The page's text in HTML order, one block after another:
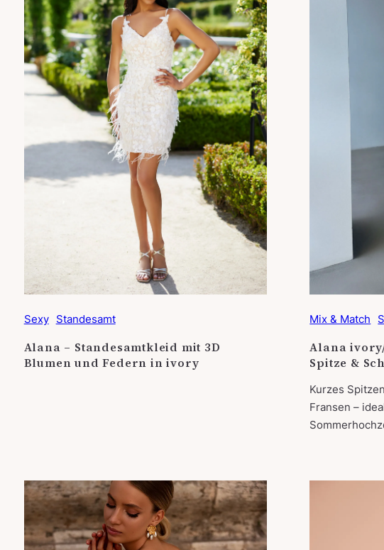
Sexy Standesamt
Alana – Standesamtkleid mit 3D
Blumen und Federn in ivory
Mix & Match
Alana
Spitze &
Kurzes
Fransen –